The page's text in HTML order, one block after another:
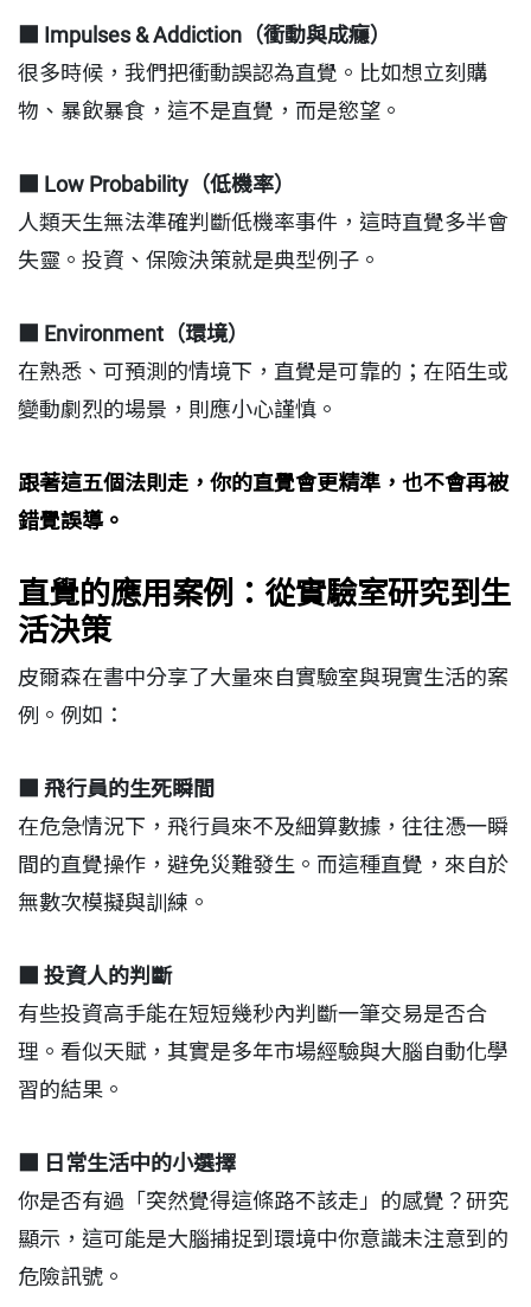
Impulses & Addiction（衝動與成癮）
很多時候，我們把衝動誤認為直覺。比如想立刻購
物、暴飲暴食，這不是直覺，而是慾望。
Low Probability（低機率）
人類天生無法準確判斷低機率事件，這時直覺多半會
失靈。投資、保險決策就是典型例子。
Environment（環境）
在熟悉、可預測的情境下，直覺是可靠的；在陌生或
變動劇烈的場景，則應小心謹慎。
跟著這五個法則走，你的直覺會更精準，也不會再被
錯覺誤導。
直覺的應用案例：從實驗室研究到生
活決策
皮爾森在書中分享了大量來自實驗室與現實生活的案
例。例如：
■ 飛行員的生死瞬間
在危急情況下，飛行員來不及細算數據，往往憑一瞬
間的直覺操作，避免災難發生。而這種直覺，來自於
無數次模擬與訓練。
■ 投資人的判斷
有些投資高手能在短短幾秒內判斷一筆交易是否合
理。看似天賦，其實是多年市場經驗與大腦自動化學
習的結果。
■ 日常生活中的小選擇
你是否有過「突然覺得這條路不該走」的感覺？研究
顯示，這可能是大腦捕捉到環境中你意識未注意到的
危險訊號。